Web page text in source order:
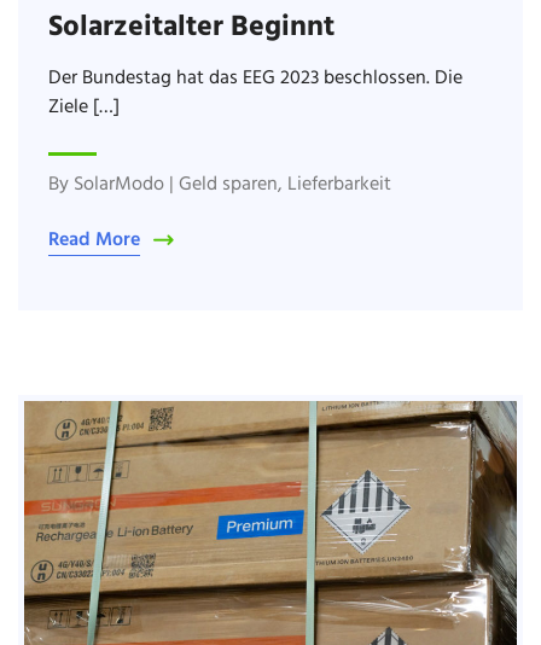
Solarzeitalter Beginnt
Der Bundestag hat das EEG 2023 beschlossen. Die
Ziele […]
BySolarModo|Geld sparen, Lieferbarkeit
Read More